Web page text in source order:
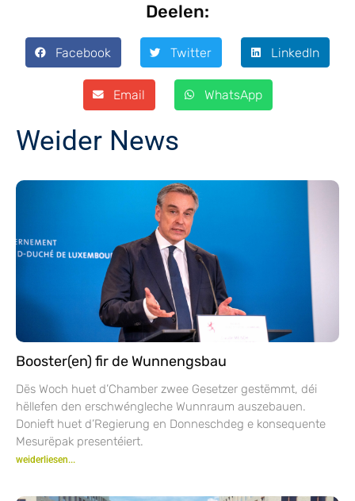
Deelen:
Facebook Twitter LinkedIn
Email WhatsApp
Weider News
Booster(en) fir de Wunnengsbau
Dës Woch huet d’Chamber zwee Gesetzer gestëmmt, déi
hëllefen den erschwéngleche Wunnraum auszebauen.
Donieft huet d’Regierung en Donneschdeg e konsequente
Mesurëpak presentéiert.
weiderliesen...